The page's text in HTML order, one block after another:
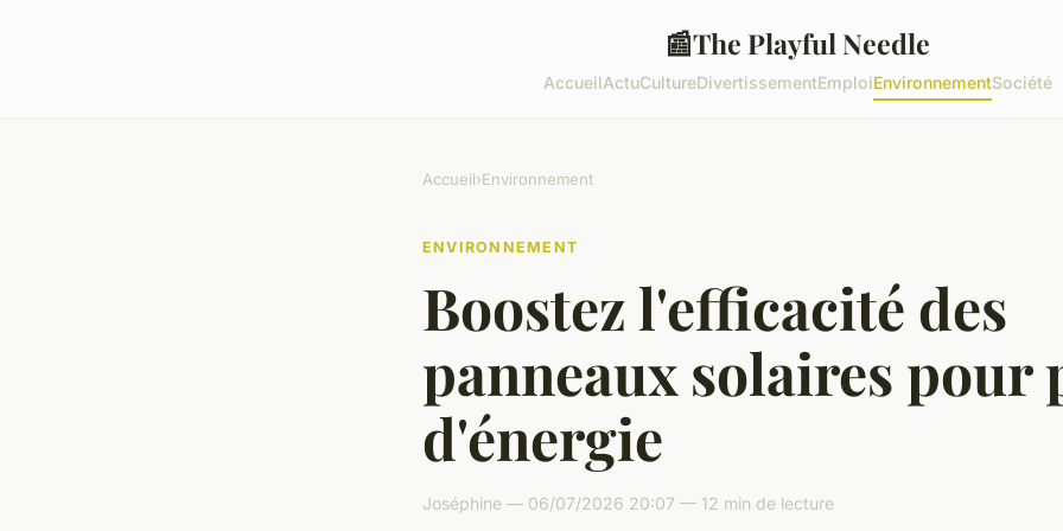
📰The Playful Needle
AccueilActuCultureDivertissementEmploiEnvironnementSociété
Accueil›Environnement
ENVIRONNEMENT
Boostez l'efficacité des
panneaux solaires pour
d'énergie
Joséphine — 06/07/2026 20:07 — 12 min de lecture